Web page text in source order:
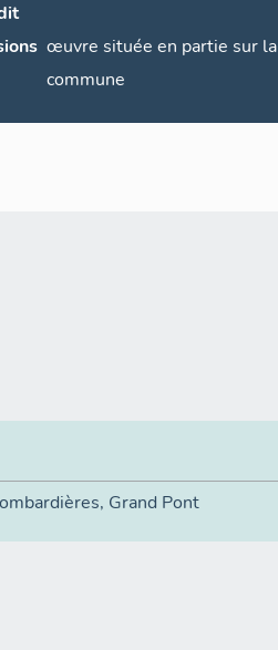
œuvre située en partie sur la
commune
, Grand Pont